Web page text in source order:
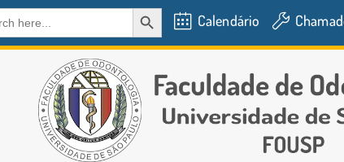
SEARCH BUTTON
Calendário